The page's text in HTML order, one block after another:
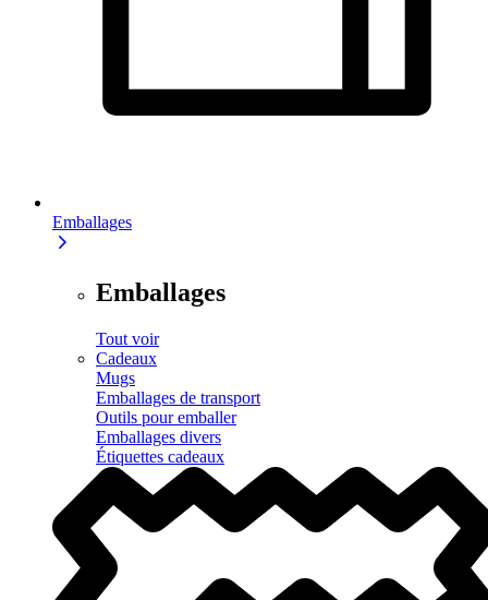
Emballages
Emballages
Tout voir
Cadeaux
Mugs
Emballages de transport
Outils pour emballer
Emballages divers
Étiquettes cadeaux